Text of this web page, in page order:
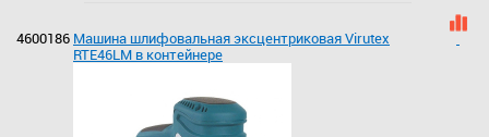
4600186 Машина шлифовальная эксцентриковая Virutex
RTE46LМ в контейнере